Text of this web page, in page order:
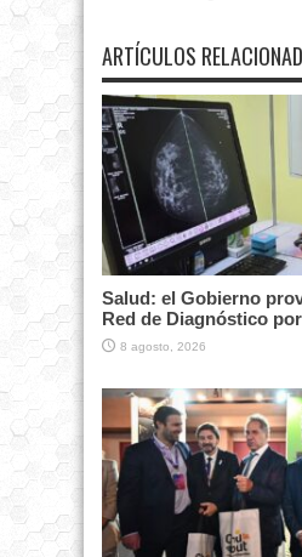
ARTÍCULOS
Salud: el Gobierno
Red de Diagnóstico
8 agosto, 2026